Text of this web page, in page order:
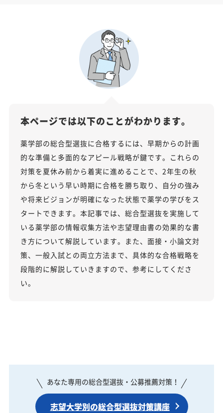
本ページでは以下のことがわかります。
薬学部の総合型選抜に合格するには、早期からの計画
的な準備と多面的なアピール戦略が鍵です。これらの
対策を夏休み前から着実に進めることで、2年生の秋
から冬という早い時期に合格を勝ち取り、自分の強み
や将来ビジョンが明確になった状態で薬学の学びをス
タートできます。本記事では、総合型選抜を実施して
いる薬学部の情報収集方法や志望理由書の効果的な書
き方について解説しています。また、面接・小論文対
策、一般入試との両立方法まで、具体的な合格戦略を
段階的に解説していきますので、参考にしてくださ
い。
あなた専用の総合型選抜・公募推薦対策！
志望大学別の総合型選抜対策講座